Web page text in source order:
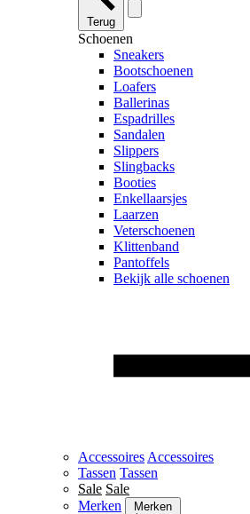
Terug
Schoenen
Sneakers
Bootschoenen
Loafers
Ballerinas
Espadrilles
Sandalen
Slippers
Slingbacks
Booties
Enkellaarsjes
Laarzen
Veterschoenen
Klittenband
Pantoffels
Bekijk alle schoenen
Accessoires Accessoires
Tassen Tassen
Sale Sale
Merken
Merken